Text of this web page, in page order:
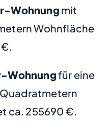
Wohnung mit
Wohnfläche
€.
Wohnungfür eine
ca. 255690 €.